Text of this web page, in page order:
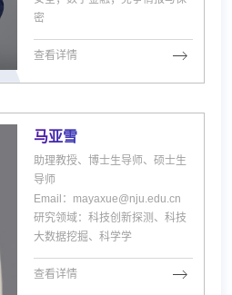
密
查看详情
马亚雪
助理教授、博士生导师、硕士生
导师
Email：mayaxue@nju.edu.cn
研究领域：科技创新探测、科技
大数据挖掘、科学学
查看详情